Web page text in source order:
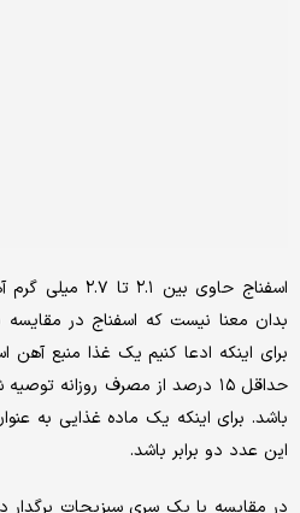
بدان معنا نیست که اسفناج در مقایسه
باشد. برای اینکه یک ماده غذایی به
این عدد دو برابر باشد.